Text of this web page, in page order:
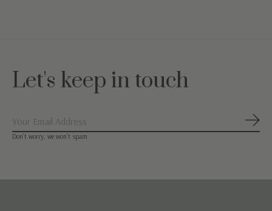
Let's keep in touch
Don’t worry, we won’t spam